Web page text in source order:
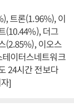
트론(1.96%), 이
(10.44%), 더그
(2.85%), 이오스
이터스네트워크
24시간 전보다
]